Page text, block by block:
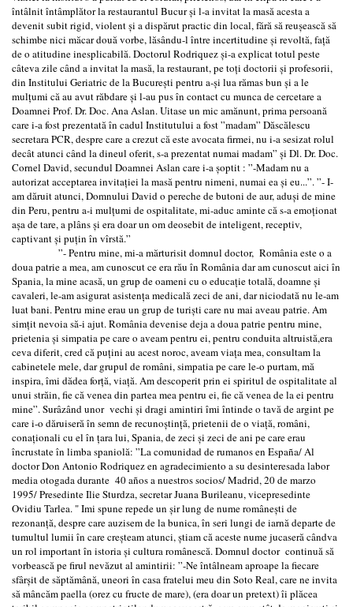
întâlnit întâmplător la restaurantul Bucur și l-a invitat la masă acesta a
devenit subit rigid, violent și a dispărut practic din local, fără să reușească să
schimbe nici măcar două vorbe, lăsându-l între incertitudine și revoltă, față
de o atitudine inesplicabilă. Doctorul Rodriquez și-a explicat totul peste
câteva zile când a invitat la masă, la restaurant, pe toți doctorii şi profesorii,
din Institului Geriatric de la București pentru a-și lua rămas bun și a le
mulțumi că au avut răbdare și l-au pus în contact cu munca de cercetare a
Doamnei Prof. Dr. Doc. Ana Aslan. Uitase un mic amănunt, prima persoană
care i-a fost prezentată în cadul Institutului a fost ”madam” Dăscălescu
secretara PCR, despre care a crezut că este avocata firmei, nu i-a sesizat rolul
decât atunci când la dineul oferit, s-a prezentat numai madam” și Dl. Dr. Doc.
Cornel David, secundul Doamnei Aslan care i-a șoptit : ”-Madam nu a
autorizat acceptarea invitației la masă pentru nimeni, numai ea și eu...”. ”- I-
am dăruit atunci, Domnului David o pereche de butoni de aur, aduși de mine
din Peru, pentru a-i mulțumi de ospitalitate, mi-aduc aminte că s-a emoționat
așa de tare, a plâns și era doar un om deosebit de inteligent, receptiv,
captivant și puțin în vîrstă.”
”- Pentru mine, mi-a mărturisit domnul doctor, România este o a
doua patrie a mea, am cunoscut ce era rău în România dar am cunoscut aici în
Spania, la mine acasă, un grup de oameni cu o educație totală, doamne și
cavaleri, le-am asigurat asistența medicală zeci de ani, dar niciodată nu le-am
luat bani. Pentru mine erau un grup de turiști care nu mai aveau patrie. Am
simțit nevoia să-i ajut. România devenise deja a doua patrie pentru mine,
prietenia și simpatia pe care o aveam pentru ei, pentru conduita altruistă,era
ceva diferit, cred că puțini au acest noroc, aveam viața mea, consultam la
cabinetele mele, dar grupul de români, simpatia pe care le-o purtam, mă
inspira, îmi dădea forță, viață. Am descoperit prin ei spiritul de ospitalitate al
unui străin, fie că venea din partea mea pentru ei, fie că venea de la ei pentru
mine”. Surâzând unor vechi și dragi amintiri îmi întinde o tavă de argint pe
care i-o dăruiseră în semn de recunoștință, prietenii de o viață, români,
conaționali cu el în țara lui, Spania, de zeci și zeci de ani pe care erau
încrustate în limba spaniolă: ”La comunidad de rumanos en España/ Al
doctor Don Antonio Rodriquez en agradecimiento a su desinteresada labor
media otogada durante 40 años a nuestros socios/ Madrid, 20 de marzo
1995/ Presedinte Ilie Sturdza, secretar Juana Burileanu, vicepresedinte
Ovidiu Tarlea. " Imi spune repede un șir lung de nume românești de
rezonanță, despre care auzisem de la bunica, în seri lungi de iarnă departe de
tumultul lumii în care creșteam atunci, știam că aceste nume jucaseră cândva
un rol important în istoria și cultura românescă. Domnul doctor continuă să
vorbească pe firul nevăzut al amintirii: ”-Ne întâlneam aproape la fiecare
sfârșit de săptămână, uneori în casa fratelui meu din Soto Real, care ne invita
să mâncăm paella (orez cu fructe de mare), (era doar un pretext) îi plăcea